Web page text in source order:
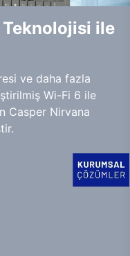
ile
ve daha fazla
Wi-Fi 6 ile
Casper Nirvana